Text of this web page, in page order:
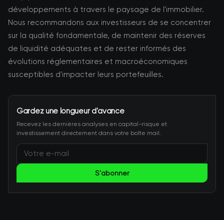
développements à travers le paysage de l'immobilier.
Nous recommandons aux investisseurs de se concentrer
sur la qualité fondamentale, de maintenir des réserves
de liquidité adéquates et de rester informés des
évolutions réglementaires et macroéconomiques
susceptibles d'impacter leurs portefeuilles.
Gardez une longueur d'avance
Recevez les dernières analyses en capital-risque et
investissement directement dans votre boîte mail.
S'abonner